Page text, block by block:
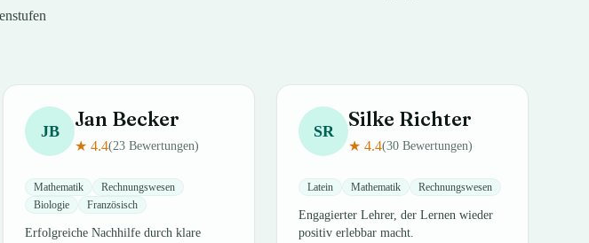
JB Jan Becker
★ 4.4(23 Bewertungen)
Mathematik
Rechnungswesen
Biologie
Französisch
Erfolgreiche Nachhilfe durch klare
SR Silke Richter
★ 4.4(30 Bewertungen)
Latein Mathematik Rechnungswesen
Engagierter Lehrer, der Lernen wieder
positiv erlebbar macht.